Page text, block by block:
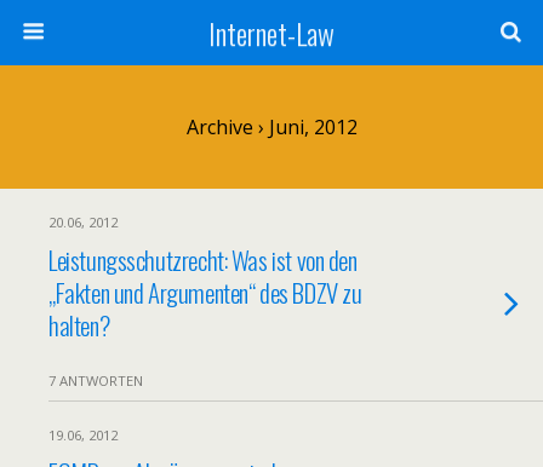
Internet-Law
Archive › Juni, 2012
20.06, 2012
Leistungsschutzrecht: Was ist von den
„Fakten und Argumenten“ des BDZV zu
halten?
7 ANTWORTEN
19.06, 2012